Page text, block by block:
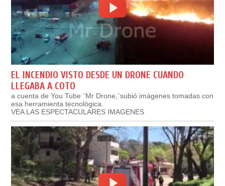
EL INCENDIO VISTO DESDE UN DRONE CUANDO
LLEGABA A COTO
a cuenta de You Tube ¨Mr Drone,¨subió imágenes tomadas con
esa herramienta tecnológica.
VEA LAS ESPECTACULARES IMAGENES